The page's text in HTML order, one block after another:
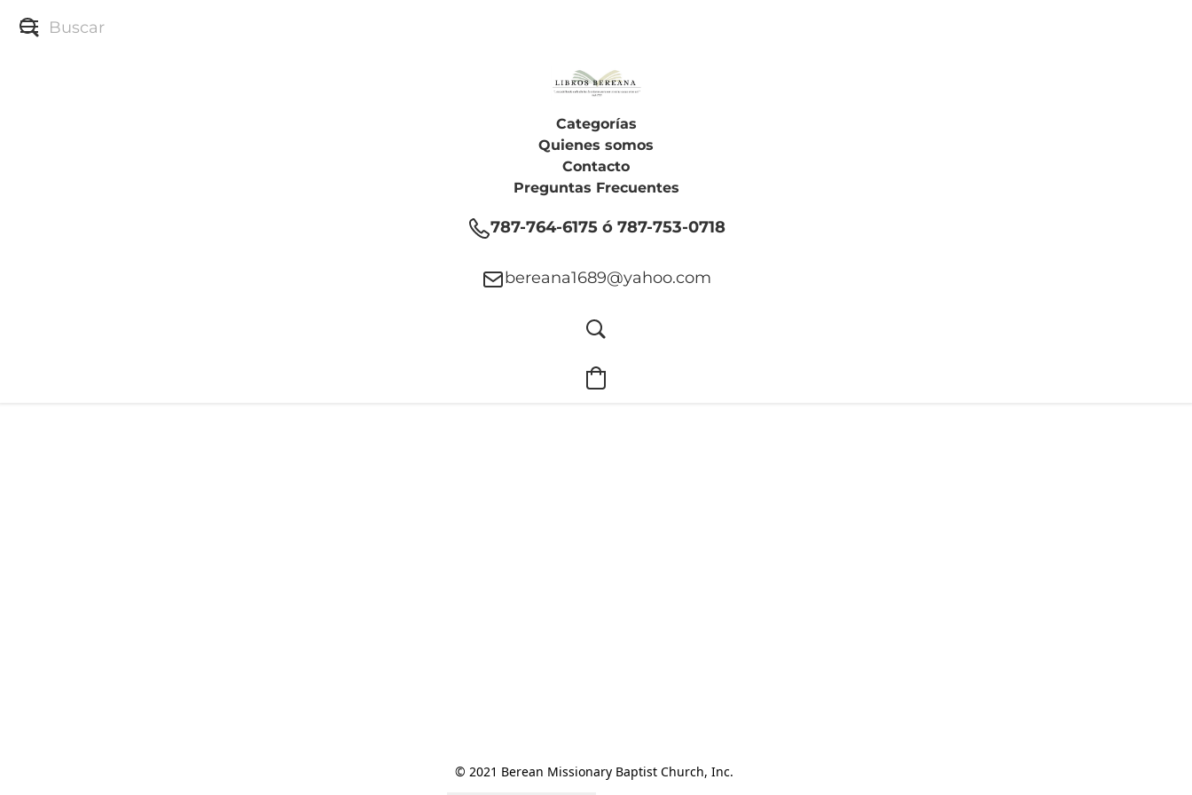
Categorías
Quienes somos
Contacto
Preguntas Frecuentes
787-764-6175 ó 787-753-0718
bereana1689@yahoo.com
© 2021 Berean Missionary Baptist Church, Inc.